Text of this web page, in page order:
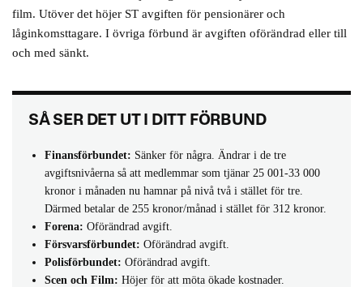
film. Utöver det höjer ST avgiften för pensionärer och
låginkomsttagare. I övriga förbund är avgiften oförändrad eller till
och med sänkt.
SÅ SER DET UT I DITT FÖRBUND
Finansförbundet: Sänker för några. Ändrar i de tre
avgiftsnivåerna så att medlemmar som tjänar 25 001-33 000
kronor i månaden nu hamnar på nivå två i stället för tre.
Därmed betalar de 255 kronor/månad i stället för 312 kronor.
Forena: Oförändrad avgift.
Försvarsförbundet: Oförändrad avgift.
Polisförbundet: Oförändrad avgift.
Scen och Film: Höjer för att möta ökade kostnader.